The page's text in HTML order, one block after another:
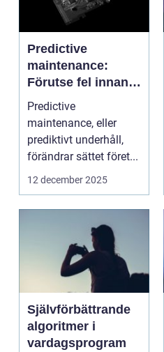
Predictive
maintenance:
Förutse fel innan
de uppstår med
hjälp av sensorer
Predictive
maintenance, eller
prediktivt underhåll,
förändrar sättet föret...
12 december 2025
Självförbättrande
algoritmer i
vardagsprogram